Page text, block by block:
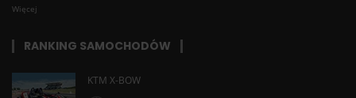
Więcej
RANKING SAMOCHODÓW
KTM X-BOW